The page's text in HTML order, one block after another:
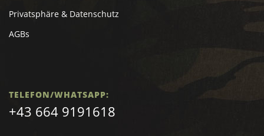
Privatsphäre & Datenschutz
AGBs
TELEFON/WHATSAPP:
+43 664 9191618